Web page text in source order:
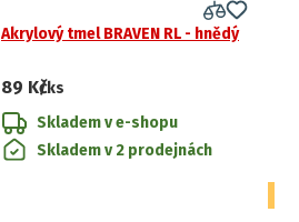
Akrylový tmel BRAVEN RL - hnědý
89 Kč/ks
Skladem v e-shopu
Skladem v 2 prodejnách